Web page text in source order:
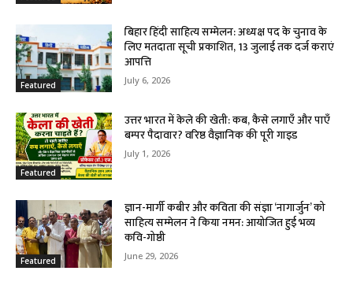
Featured
बिहार हिंदी साहित्य सम्मेलन: अध्यक्ष पद के चुनाव के
लिए मतदाता सूची प्रकाशित, 13 जुलाई तक दर्ज कराएं
आपत्ति
July 6, 2026
Featured
उत्तर भारत में केले की खेती: कब, कैसे लगाएँ और पाएँ
बम्पर पैदावार? वरिष्ठ वैज्ञानिक की पूरी गाइड
July 1, 2026
Featured
ज्ञान-मार्गी कबीर और कविता की संज्ञा ‘नागार्जुन’ को
साहित्य सम्मेलन ने किया नमन: आयोजित हुई भव्य
कवि-गोष्ठी
June 29, 2026